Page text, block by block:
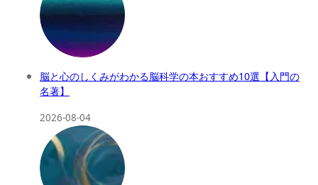
脳と心のしくみがわかる脳科学の本おすすめ10選【入門の
名著】
2026-08-04